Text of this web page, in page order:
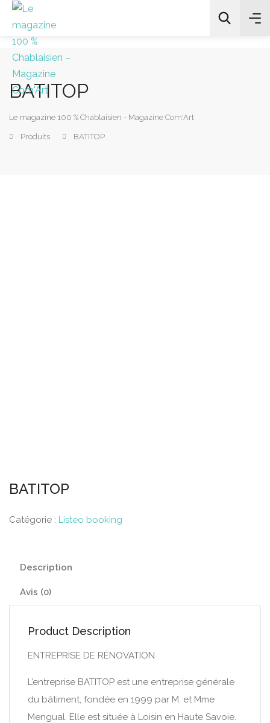
All Categories
BATITOP
Le magazine 100 % Chablaisien - Magazine Com'Art
Produits BATITOP
BATITOP
Catégorie : Listeo booking
Description
Avis (0)
Product Description
ENTREPRISE DE RÉNOVATION
L’entreprise BATITOP est une entreprise générale
du bâtiment, fondée en 1999 par M. et Mme
Mengual. Elle est située à Loisin en Haute Savoie.